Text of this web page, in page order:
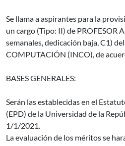
Se llama a aspirantes para la
un cargo (Tipo: II) de PROFESOR
semanales, dedicación baja, C1)
COMPUTACIÓN (INCO), de
BASES GENERALES:
Serán las establecidas en el
(EPD) de la Universidad de la
1/1/2021.
La evaluación de los méritos se